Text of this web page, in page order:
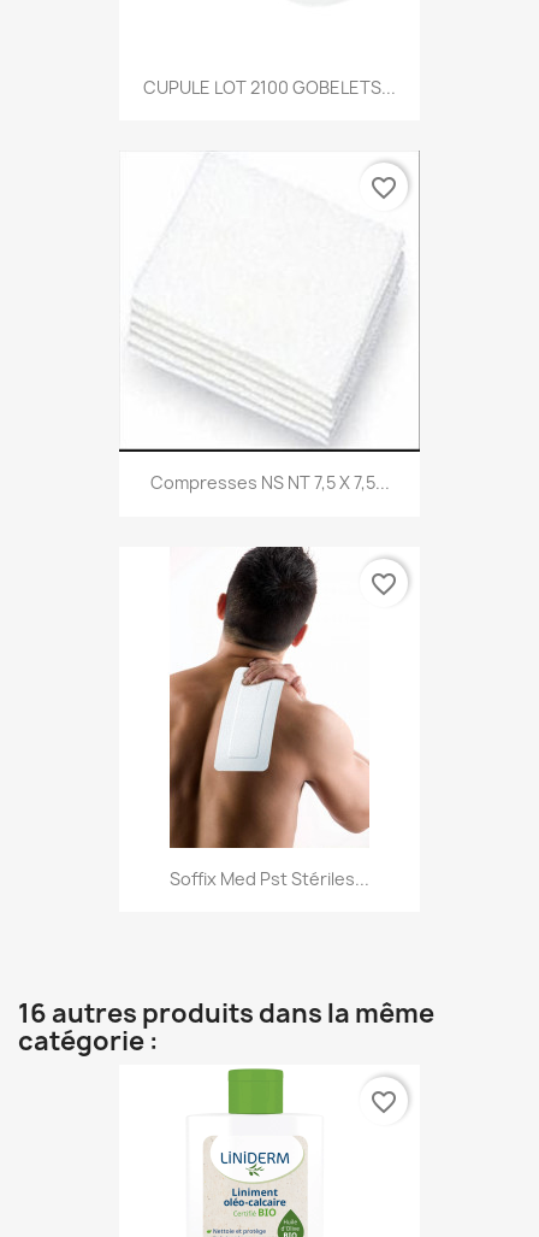
CUPULE LOT 2100 GOBELETS...
Compresses NS NT 7,5 X 7,5...
favorite_border
Soffix Med Pst Stériles...
favorite_border
16 autres produits dans la même
catégorie :
favorite_border